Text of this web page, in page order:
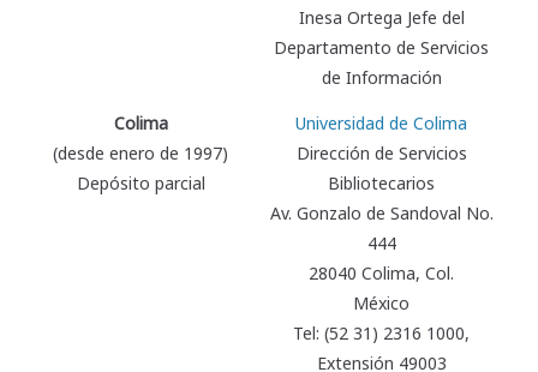
Inesa Ortega Jefe del
Departamento de Servicios
de Información
Colima
(desde enero de 1997)
Depósito parcial
Universidad de Colima
Dirección de Servicios
Bibliotecarios
Av. Gonzalo de Sandoval No.
444
28040 Colima, Col.
México
Tel: (52 31) 2316 1000,
Extensión 49003